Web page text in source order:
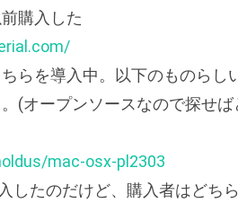
購入した
らを導入中。以下のものらし
(オープンソースなので探せ
mac-osx-pl2303
したのだけど、購入者はどち